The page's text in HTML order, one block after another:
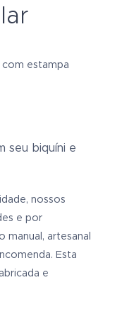
estampa
seu biquíni e
nossos
e por
manual, artesanal
Esta
e